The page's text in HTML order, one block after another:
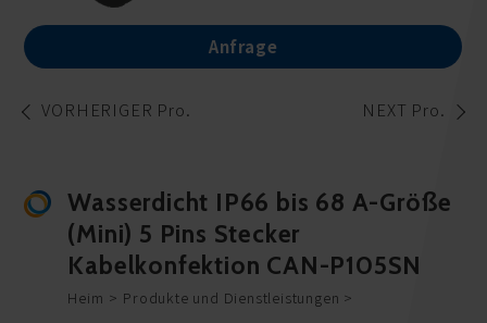
Anfrage
VORHERIGER Pro. NEXT Pro.
Wasserdicht IP66 bis 68 A-Größe
(Mini) 5 Pins Stecker
Kabelkonfektion CAN-P105SN
Heim
Produkte und Dienstleistungen